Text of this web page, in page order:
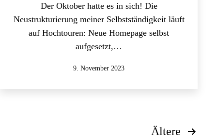
Der Oktober hatte es in sich! Die
Neustrukturierung meiner Selbstständigkeit läuft
auf Hochtouren: Neue Homepage selbst
aufgesetzt,…
Veröffentlicht
9. November 2023
Ältere